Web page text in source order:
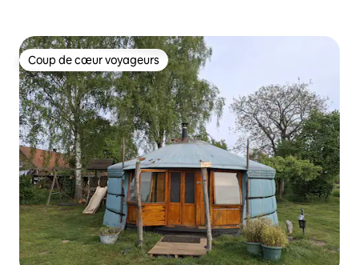
Coup de cœur voyageurs
Coup de cœur voyageurs